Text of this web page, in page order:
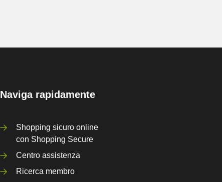
Naviga rapidamente
Shopping sicuro online
con Shopping Secure
Centro assistenza
Ricerca membro